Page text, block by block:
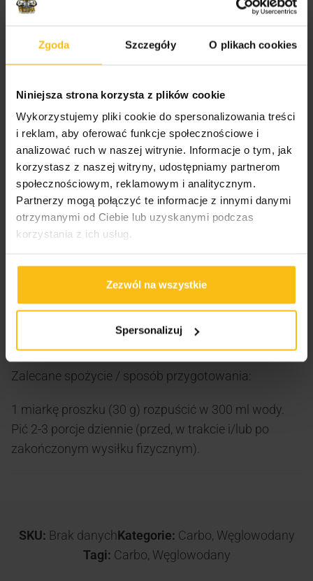
Zgoda Szczegóły O plikach cookies
Niniejsza strona korzysta z plików cookie
Wykorzystujemy pliki cookie do spersonalizowania treści
i reklam, aby oferować funkcje społecznościowe i
analizować ruch w naszej witrynie. Informacje o tym, jak
korzystasz z naszej witryny, udostępniamy partnerom
społecznościowym, reklamowym i analitycznym.
Partnerzy mogą połączyć te informacje z innymi danymi
otrzymanymi od Ciebie lub uzyskanymi podczas
korzystania z ich usług.
Zezwól na wszystkie
Spersonalizuj
wytrzymałościowych(kolarstwo, biegi, pływanie,
Carborade®wzbogacony jest odpowiednią ilością
składników mineralnych (sód, potas, fosfor, wapń i
magnez) , które dostarczone podczas wysiłku
fizycznego skutecznie uzupełniają utracone
elektrolity i sąodpowiedzialne za prawidłową pracę
skurczu mięśni.
StosowanieCarborade® w okresie przed
treningowym utrzymuje
we krwi,coopóźnia objawy zmęczenia, skutecznie
niweluje uczucie znużenia i wyczerpania
intensywnym wysiłkiem fizycznym. Dzięki temu
pomaga przezwyciężyć Tobie kryzysy podczas
Zalecane spożycie / sposób przygotowania:
1 miarkę proszku (30 g) rozpuścić w 300 ml wody.
Pić 2-3 porcje dziennie (przed, w trakcie i/lub po
zakończonym wysiłku fizycznym).
SKU: Brak danychKategorie: Carbo, Węglowodany
Tagi: Carbo, Węglowodany